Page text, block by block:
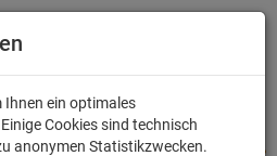
Ihnen ein optimales
Cookies sind technisch
anonymen Statistikzwecken.